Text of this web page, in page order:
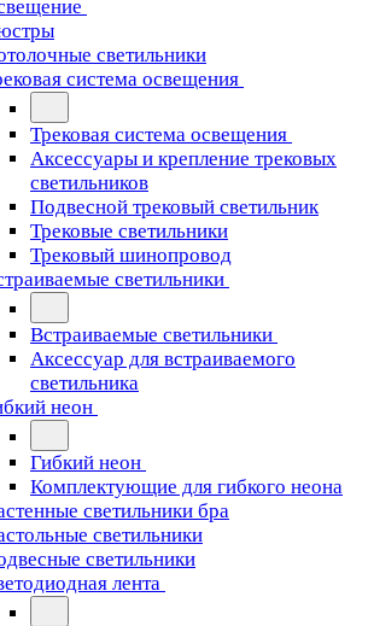
светильники
система освещения
Трековая система освещения
Аксессуары и крепление трековых
светильников
Подвесной трековый светильник
Трековые светильники
Трековый шинопровод
светильники
Встраиваемые светильники
Аксессуар для встраиваемого
светильника
неон
Гибкий неон
Комплектующие для гибкого неона
светильники бра
светильники
светильники
лента